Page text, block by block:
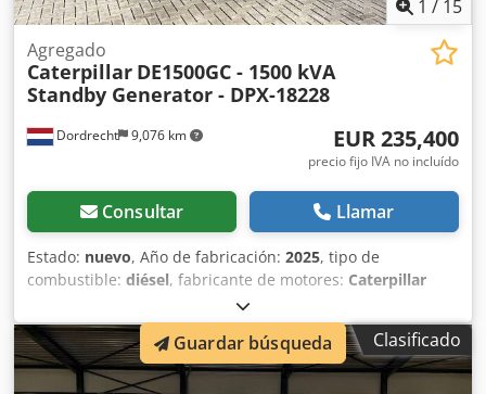
1 / 15
Dordrecht 9,076 km
Agregado
Caterpillar DE1500GC - 1500 kVA
Standby Generator - DPX-18228
EUR 235,400
precio fijo IVA no incluído
Consultar Llamar
Estado: nuevo, Año de fabricación: 2025, tipo de
combustible: diésel, fabricante de motores: Caterpillar
, Uso previsto: Construcción Peso en vacío: 11.481 kg
Potencia del generador: 1.500 kVA Dimensiones del
compartimento de carga: 667 x 245 x 279 cm Marcado CE:
sí Capacidad del depósito de agua: 1000 l Póngase en
Clasificado
Guardar búsqueda